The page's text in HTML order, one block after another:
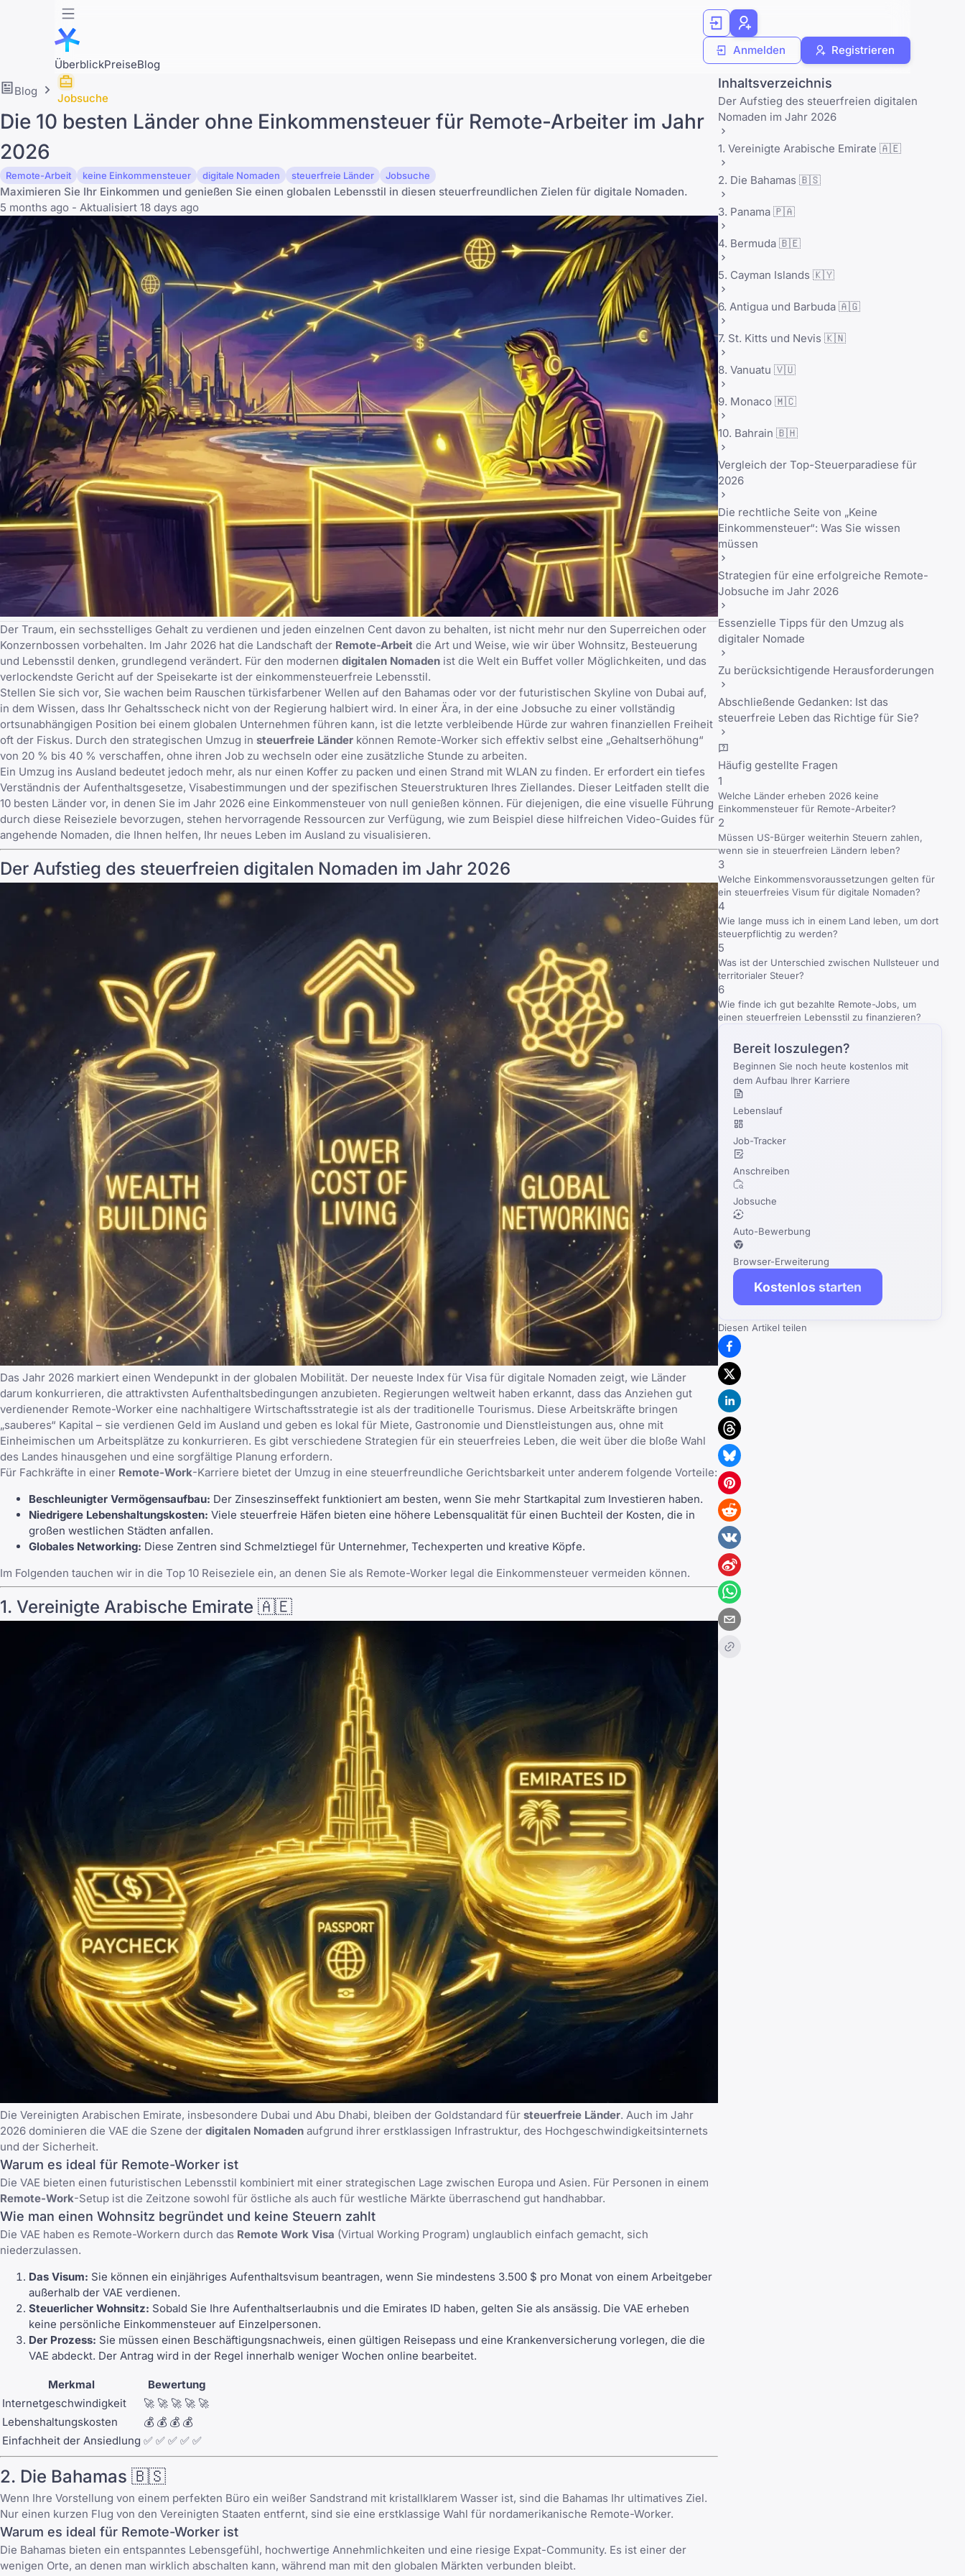
ÜberblickPreiseBlog
Anmelden Registrieren
Blog
Jobsuche
Die 10 besten Länder ohne Einkommensteuer für Remote-Arbeiter im Jahr
2026
Remote-Arbeit keine Einkommensteuer digitale Nomaden steuerfreie Länder Jobsuche
Maximieren Sie Ihr Einkommen und genießen Sie einen globalen Lebensstil in diesen steuerfreundlichen Zielen für digitale Nomaden.
5 months ago - Aktualisiert 18 days ago
Der Traum, ein sechsstelliges Gehalt zu verdienen und jeden einzelnen Cent davon zu behalten, ist nicht mehr nur den Superreichen oder
Konzernbossen vorbehalten. Im Jahr 2026 hat die Landschaft der Remote-Arbeit die Art und Weise, wie wir über Wohnsitz, Besteuerung
und Lebensstil denken, grundlegend verändert. Für den modernen digitalen Nomaden ist die Welt ein Buffet voller Möglichkeiten, und das
verlockendste Gericht auf der Speisekarte ist der einkommensteuerfreie Lebensstil.
Stellen Sie sich vor, Sie wachen beim Rauschen türkisfarbener Wellen auf den Bahamas oder vor der futuristischen Skyline von Dubai auf,
in dem Wissen, dass Ihr Gehaltsscheck nicht von der Regierung halbiert wird. In einer Ära, in der eine Jobsuche zu einer vollständig
ortsunabhängigen Position bei einem globalen Unternehmen führen kann, ist die letzte verbleibende Hürde zur wahren finanziellen Freiheit
oft der Fiskus. Durch den strategischen Umzug in steuerfreie Länder können Remote-Worker sich effektiv selbst eine „Gehaltserhöhung“
von 20 % bis 40 % verschaffen, ohne ihren Job zu wechseln oder eine zusätzliche Stunde zu arbeiten.
Ein Umzug ins Ausland bedeutet jedoch mehr, als nur einen Koffer zu packen und einen Strand mit WLAN zu finden. Er erfordert ein tiefes
Verständnis der Aufenthaltsgesetze, Visabestimmungen und der spezifischen Steuerstrukturen Ihres Ziellandes. Dieser Leitfaden stellt die
10 besten Länder vor, in denen Sie im Jahr 2026 eine Einkommensteuer von null genießen können. Für diejenigen, die eine visuelle Führung
durch diese Reiseziele bevorzugen, stehen hervorragende Ressourcen zur Verfügung, wie zum Beispiel diese hilfreichen Video-Guides für
angehende Nomaden, die Ihnen helfen, Ihr neues Leben im Ausland zu visualisieren.
Der Aufstieg des steuerfreien digitalen Nomaden im Jahr 2026
Das Jahr 2026 markiert einen Wendepunkt in der globalen Mobilität. Der neueste Index für Visa für digitale Nomaden zeigt, wie Länder
darum konkurrieren, die attraktivsten Aufenthaltsbedingungen anzubieten. Regierungen weltweit haben erkannt, dass das Anziehen gut
verdienender Remote-Worker eine nachhaltigere Wirtschaftsstrategie ist als der traditionelle Tourismus. Diese Arbeitskräfte bringen
„sauberes“ Kapital – sie verdienen Geld im Ausland und geben es lokal für Miete, Gastronomie und Dienstleistungen aus, ohne mit
Einheimischen um Arbeitsplätze zu konkurrieren. Es gibt verschiedene Strategien für ein steuerfreies Leben, die weit über die bloße Wahl
des Landes hinausgehen und eine sorgfältige Planung erfordern.
Für Fachkräfte in einer Remote-Work-Karriere bietet der Umzug in eine steuerfreundliche Gerichtsbarkeit unter anderem folgende Vorteile:
Beschleunigter Vermögensaufbau: Der Zinseszinseffekt funktioniert am besten, wenn Sie mehr Startkapital zum Investieren haben.
Niedrigere Lebenshaltungskosten: Viele steuerfreie Häfen bieten eine höhere Lebensqualität für einen Buchteil der Kosten, die in
großen westlichen Städten anfallen.
Globales Networking: Diese Zentren sind Schmelztiegel für Unternehmer, Techexperten und kreative Köpfe.
Im Folgenden tauchen wir in die Top 10 Reiseziele ein, an denen Sie als Remote-Worker legal die Einkommensteuer vermeiden können.
1. Vereinigte Arabische Emirate 🇦🇪
Die Vereinigten Arabischen Emirate, insbesondere Dubai und Abu Dhabi, bleiben der Goldstandard für steuerfreie Länder. Auch im Jahr
2026 dominieren die VAE die Szene der digitalen Nomaden aufgrund ihrer erstklassigen Infrastruktur, des Hochgeschwindigkeitsinternets
und der Sicherheit.
Warum es ideal für Remote-Worker ist
Die VAE bieten einen futuristischen Lebensstil kombiniert mit einer strategischen Lage zwischen Europa und Asien. Für Personen in einem
Remote-Work-Setup ist die Zeitzone sowohl für östliche als auch für westliche Märkte überraschend gut handhabbar.
Wie man einen Wohnsitz begründet und keine Steuern zahlt
Die VAE haben es Remote-Workern durch das Remote Work Visa (Virtual Working Program) unglaublich einfach gemacht, sich
niederzulassen.
Das Visum: Sie können ein einjähriges Aufenthaltsvisum beantragen, wenn Sie mindestens 3.500 $ pro Monat von einem Arbeitgeber
außerhalb der VAE verdienen.
Steuerlicher Wohnsitz: Sobald Sie Ihre Aufenthaltserlaubnis und die Emirates ID haben, gelten Sie als ansässig. Die VAE erheben
keine persönliche Einkommensteuer auf Einzelpersonen.
Der Prozess: Sie müssen einen Beschäftigungsnachweis, einen gültigen Reisepass und eine Krankenversicherung vorlegen, die die
VAE abdeckt. Der Antrag wird in der Regel innerhalb weniger Wochen online bearbeitet.
Merkmal
Bewertung
Internetgeschwindigkeit
🚀 🚀 🚀 🚀 🚀
Lebenshaltungskosten
💰 💰 💰 💰
Einfachheit der Ansiedlung ✅ ✅ ✅ ✅ ✅
2. Die Bahamas 🇧🇸
Wenn Ihre Vorstellung von einem perfekten Büro ein weißer Sandstrand mit kristallklarem Wasser ist, sind die Bahamas Ihr ultimatives Ziel.
Nur einen kurzen Flug von den Vereinigten Staaten entfernt, sind sie eine erstklassige Wahl für nordamerikanische Remote-Worker.
Warum es ideal für Remote-Worker ist
Die Bahamas bieten ein entspanntes Lebensgefühl, hochwertige Annehmlichkeiten und eine riesige Expat-Community. Es ist einer der
wenigen Orte, an denen man wirklich abschalten kann, während man mit den globalen Märkten verbunden bleibt.
Inhaltsverzeichnis
Der Aufstieg des steuerfreien digitalen
Nomaden im Jahr 2026
1. Vereinigte Arabische Emirate 🇦🇪
2. Die Bahamas 🇧🇸
3. Panama 🇵🇦
4. Bermuda 🇧🇪
5. Cayman Islands 🇰🇾
6. Antigua und Barbuda 🇦🇬
7. St. Kitts und Nevis 🇰🇳
8. Vanuatu 🇻🇺
9. Monaco 🇲🇨
10. Bahrain 🇧🇭
Vergleich der Top-Steuerparadiese für
2026
Die rechtliche Seite von „Keine
Einkommensteuer“: Was Sie wissen
müssen
Strategien für eine erfolgreiche Remote-
Jobsuche im Jahr 2026
Essenzielle Tipps für den Umzug als
digitaler Nomade
Zu berücksichtigende Herausforderungen
Abschließende Gedanken: Ist das
steuerfreie Leben das Richtige für Sie?
Häufig gestellte Fragen
1
Welche Länder erheben 2026 keine
Einkommensteuer für Remote-Arbeiter?
2
Müssen US-Bürger weiterhin Steuern zahlen,
wenn sie in steuerfreien Ländern leben?
3
Welche Einkommensvoraussetzungen gelten für
ein steuerfreies Visum für digitale Nomaden?
4
Wie lange muss ich in einem Land leben, um dort
steuerpflichtig zu werden?
5
Was ist der Unterschied zwischen Nullsteuer und
territorialer Steuer?
6
Wie finde ich gut bezahlte Remote-Jobs, um
einen steuerfreien Lebensstil zu finanzieren?
Bereit loszulegen?
Beginnen Sie noch heute kostenlos mit
dem Aufbau Ihrer Karriere
Lebenslauf
Job-Tracker
Anschreiben
Jobsuche
Auto-Bewerbung
Browser-Erweiterung
Kostenlos starten
Diesen Artikel teilen